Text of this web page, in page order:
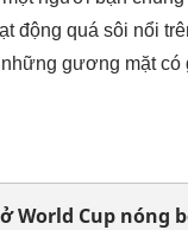
động quá sôi nổi
gương mặt có
World Cup nóng